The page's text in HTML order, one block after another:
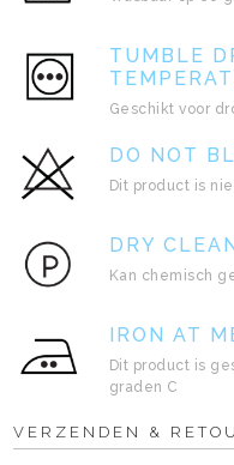
TUMBLE
Geschikt voor
DO NOT
Dit product is
DRY
Kan chemisch
IRON AT
Dit product is
graden C
VERZENDEN &